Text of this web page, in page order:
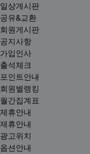
일상게시판
공유&교환
회원게시판
공지사항
가입인사
출석체크
포인트안내
회원별랭킹
월간집계표
제휴안내
제휴안내
광고위치
옵션안내